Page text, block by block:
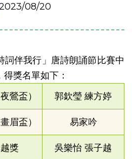
08/20
詞伴我行」唐詩朗誦節比賽中
獎名單如下：
鶯盃）
郭欽瑩 練方婷
眉盃） 易家吟
獎 吳樂怡 張子越